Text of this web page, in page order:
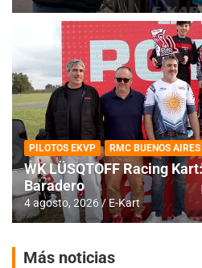
PILOTOS EKVP RMC BUENOS AIRES
WK LÜSQTOFF Racing
Baradero
4 agosto, 2026 E-Kart
Más noticias